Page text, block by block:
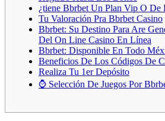
¿tiene Bbrbet Un Plan Vip O De
Tu Valoración Pra Bbrbet Casino
Bbrbet: Su Destino Para Are
Del On Line Casino En Línea
Bbrbet: Disponible En Todo
Beneficios De Los Códigos De
Realiza Tu 1er Depósito
⌚️ Selección De Juegos Por